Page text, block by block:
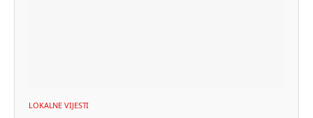
LOKALNE VIJESTI